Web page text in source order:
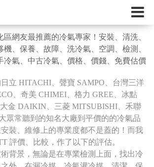
區網友最推薦的冷氣專家！安裝、清洗、
、保養、故障、洗冷氣、空調、檢測、
冷氣、中古冷氣、價格、價錢、免費估價
立 HITACHI、聲寶 SAMPO、台灣三洋
、奇美 CHIMEI、格力 GREE、冰點
金 DAIKIN、三菱 MITSUBISHI、禾聯
眾常聽到的知名大廠到平價的的冷氣品
裝、維修上的專業度都不是蓋的！而我
評價、比較，作了以下的評估。
背景，無論是在專業檢測上面，找出冷